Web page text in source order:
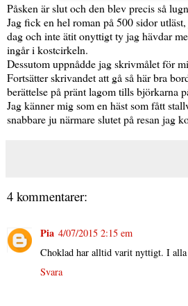
Påsken är slut och den blev precis så
Jag fick en hel roman på 500 sidor
dag och inte ätit onyttigt ty jag hävdar
ingår i kostcirkeln.
Dessutom uppnådde jag skrivmålet för
Fortsätter skrivandet att gå så här bra
berättelse på pränt lagom tills björkarna
Jag känner mig som en häst som fått
snabbare ju närmare slutet på resan jag
4 kommentarer:
Pia 4/07/2015 2:15 em
Choklad har alltid varit nyttigt. I
Svara